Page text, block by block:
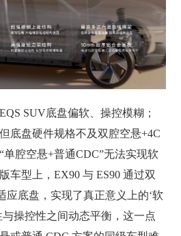
SUV底盘偏软、操控模糊；
底盘硬件规格不及双腔空悬+4C
腔空悬+普通CDC”无法实现软
车型上，EX90 与 ES90 通过双
应底盘，实现了真正意义上的‘软
操控性之间动态平衡，这一点